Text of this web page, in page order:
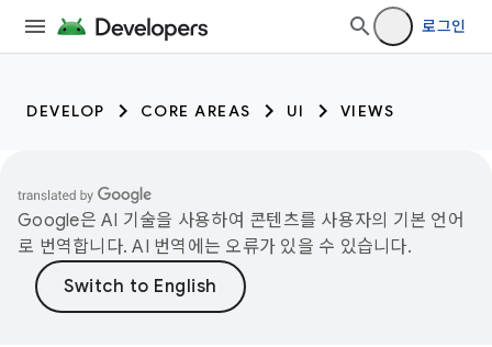
로그인
DEVELOP CORE AREAS UI VIEWS
Google은 AI 기술을 사용하여 콘텐츠를 사용자의 기본 언어
로 번역합니다. AI 번역에는 오류가 있을 수 있습니다.